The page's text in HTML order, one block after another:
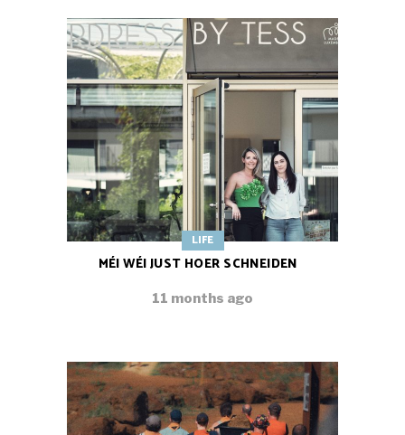
LIFE
MÉI WÉI JUST HOER SCHNEIDEN
11 months ago